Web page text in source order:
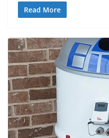
Read More